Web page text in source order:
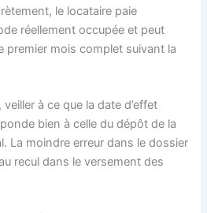
le locataire paie
réellement occupée et peut
premier mois complet suivant la
à ce que la date d’effet
bien à celle du dépôt de la
La moindre erreur dans le dossier
recul dans le versement des